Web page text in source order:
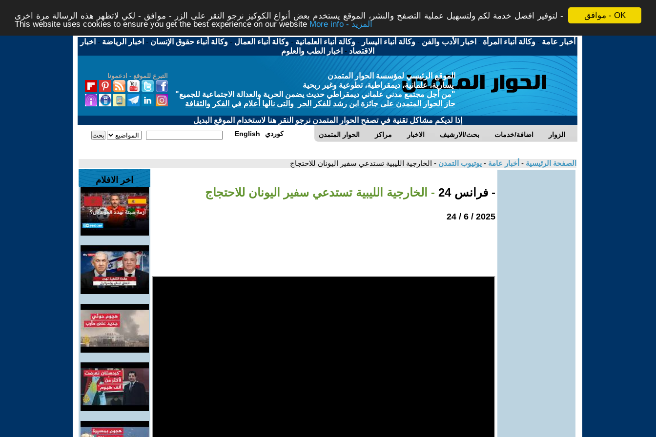
موافق - OK
لتوفير افضل خدمة لكم ولتسهيل عملية التصفح والنشر، الموقع يستخدم بعض أنواع الكوكيز نرجو النقر على الزر - موافق - لكي لاتظهر هذه الرسالة مرة اخرى -
This website uses cookies to ensure you get the best experience on our website
More info - المزيد
أخبار عامة -وكالة أنباء المرأة - اخبار الأدب والفن -وكالة أنباء اليسار -وكالة أنباء العلمانية -وكالة أنباء العمال -وكالة أنباء حقوق الإنسان - اخبار الرياضة - اخبار
الاقتصاد - اخبار الطب والعلوم
التبرع للموقع - ادعمونا
الموقع الرئيسي لمؤسسة الحوار المتمدن
يسارية، علمانية، ديمقراطية، تطوعية وغير ربحية
"من أجل مجتمع مدني علماني ديمقراطي حديث يضمن الحرية والعدالة الاجتماعية للجميع"
حاز الحوار المتمدن على جائزة ابن رشد للفكر الحر والتى نالها أعلام في الفكر والثقافة
إذا لديكم مشاكل تقنية في تصفح الحوار المتمدن نرجو النقر هنا لاستخدام الموقع البديل
الحوار المتمدن مراكز الاخبار بحث/الارشيف اضافة/خدمات الزوار English كوردي
الصفحة الرئيسية - أخبار عامة - يوتيوب التمدن - الخارجية الليبية تستدعي سفير اليونان للاحتجاج
- فرانس 24 - الخارجية الليبية تستدعي سفير اليونان للاحتجاج
2025 / 6 / 24
اخر الافلام